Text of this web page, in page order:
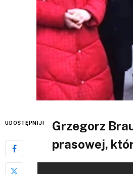
UDOSTĘPNIJ!
Grzegorz
prasowej,